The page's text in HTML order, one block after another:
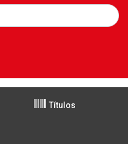
Títulos